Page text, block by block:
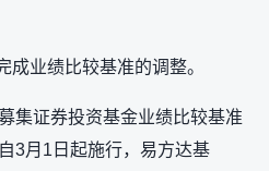
业绩比较基准的调整。
集证券投资基金业绩比较基准
3月1日起施行，易方达基